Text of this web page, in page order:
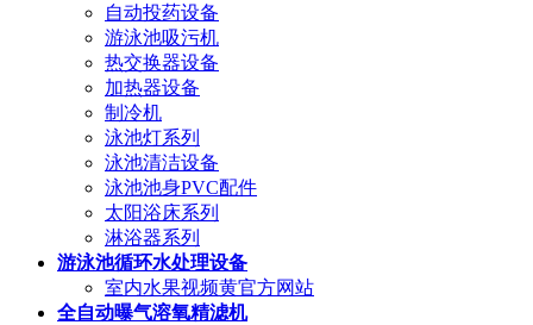
自动投药设备
游泳池吸污机
热交换器设备
加热器设备
制冷机
泳池灯系列
泳池清洁设备
泳池池身PVC配件
太阳浴床系列
淋浴器系列
游泳池循环水处理设备
室内水果视频黄官方网站
全自动曝气溶氧精滤机